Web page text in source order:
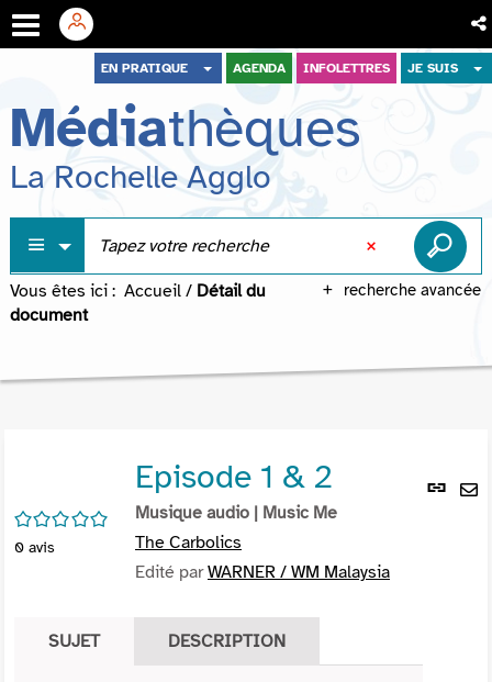
menu
contenu
recherche
EN PRATIQUE AGENDA INFOLETTRES JE SUIS
Médiathèques
La Rochelle Agglo
recherche avancée
Vous êtes ici : Accueil / Détail du
document
Lien
/5
0 avis
Episode 1 & 2
Musique audio | Music Me
The Carbolics
Edité parWARNER / WM Malaysia
SUJET DESCRIPTION